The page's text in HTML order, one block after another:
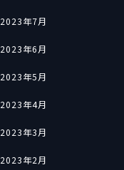
2023年7月
2023年6月
2023年5月
2023年4月
2023年3月
2023年2月